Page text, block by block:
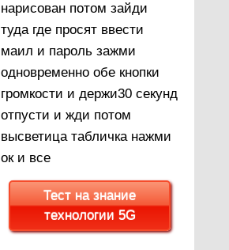
нарисован потом зайди
туда где просят ввести
маил и пароль зажми
одновременно обе кнопки
громкости и держи30 секунд
отпусти и жди потом
высветица табличка нажми
ок и все
Тест на знание
технологии 5G